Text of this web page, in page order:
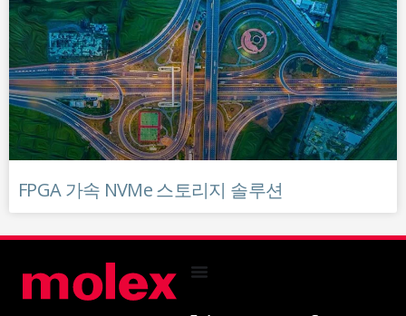
FPGA 가속 NVMe 스토리지 솔루션